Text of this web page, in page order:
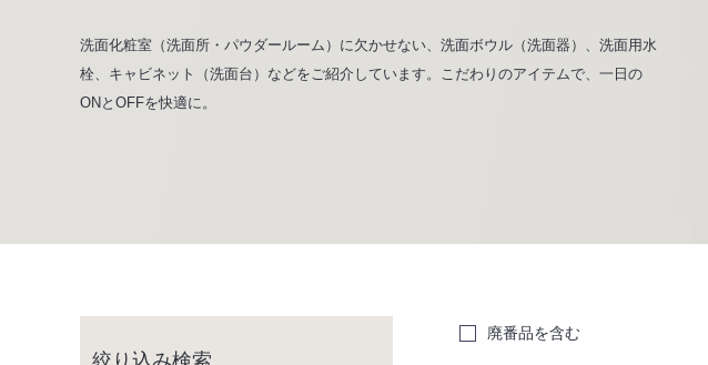
洗面化粧室（洗面所・パウダールーム）に欠かせない、洗面ボウル（洗面器）、洗面用水
栓、キャビネット（洗面台）などをご紹介しています。こだわりのアイテムで、一日の
ONとOFFを快適に。
絞り込み検索
廃番品を含む